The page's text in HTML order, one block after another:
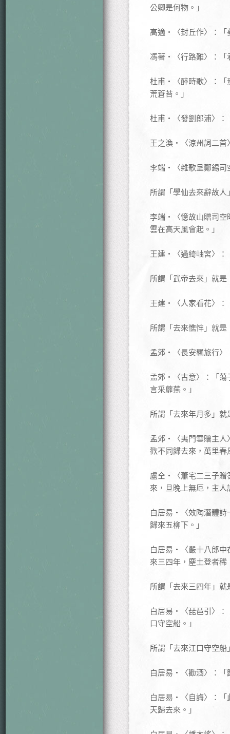
公卿是何物。」
高適‧〈封丘作〉：「
馮著‧〈行路難〉：「
杜甫‧〈醉時歌〉：「
荒蒼苔。」
杜甫‧〈發劉郎浦〉：
王之渙‧〈涼州詞二首
李端‧〈雜歌呈鄭錫司
所謂「學仙去來辭故
李端‧〈憶故山贈司空
雲在高天風會起。」
王建‧〈過綺岫宮〉：
所謂「武帝去來」就
王建‧〈人家看花〉：
所謂「去來憔悴」就
孟郊‧〈長安羈旅行〉
孟郊‧〈古意〉：「蕩
言采蘼蕪。」
所謂「去來年月多」
孟郊‧〈夷門雪贈主人
歡不同歸去來，萬里春
盧仝‧〈蕭宅二三子贈
來，旦晚上無厄，主
白居易‧〈效陶潛體詩
歸來五柳下。」
白居易‧〈嚴十八郎中
來三四年，塵土登者稀
所謂「去來三四年」
白居易‧〈琵琶引〉：
口守空船。」
所謂「去來江口守空
白居易‧〈勸酒〉：「
白居易‧〈自誨〉：「
天歸去來。」